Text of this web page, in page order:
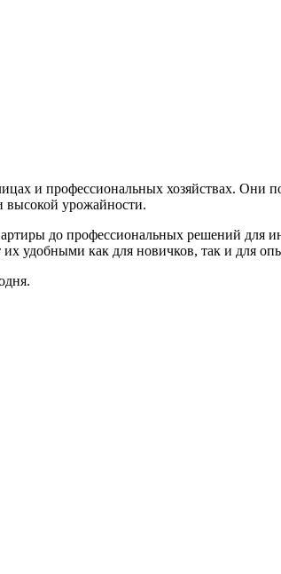
и профессиональных хозяйствах. Они
высокой урожайности.
до профессиональных решений для
удобными как для новичков, так и для